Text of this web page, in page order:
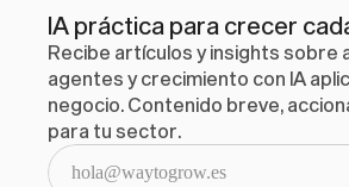
IA práctica para crecer
Recibe artículos y insights sobre
agentes y crecimiento con IA
negocio. Contenido breve,
para tu sector.